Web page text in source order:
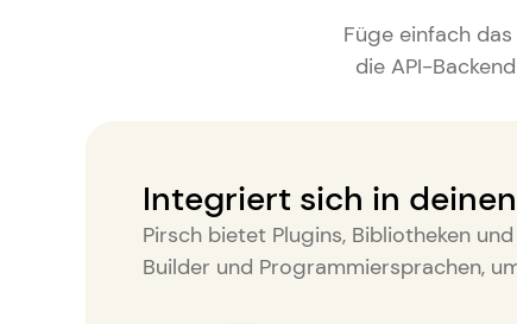
Füge einfach
die API-
Integriert sich in
Pirsch bietet Plugins, Bibliotheken
Builder und Programmiersprachen,